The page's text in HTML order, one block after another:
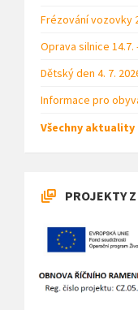
Frézování vozovky
Oprava silnice 14.7.
Dětský den 4. 7.
Informace pro
Všechny aktuality
PROJEKTY